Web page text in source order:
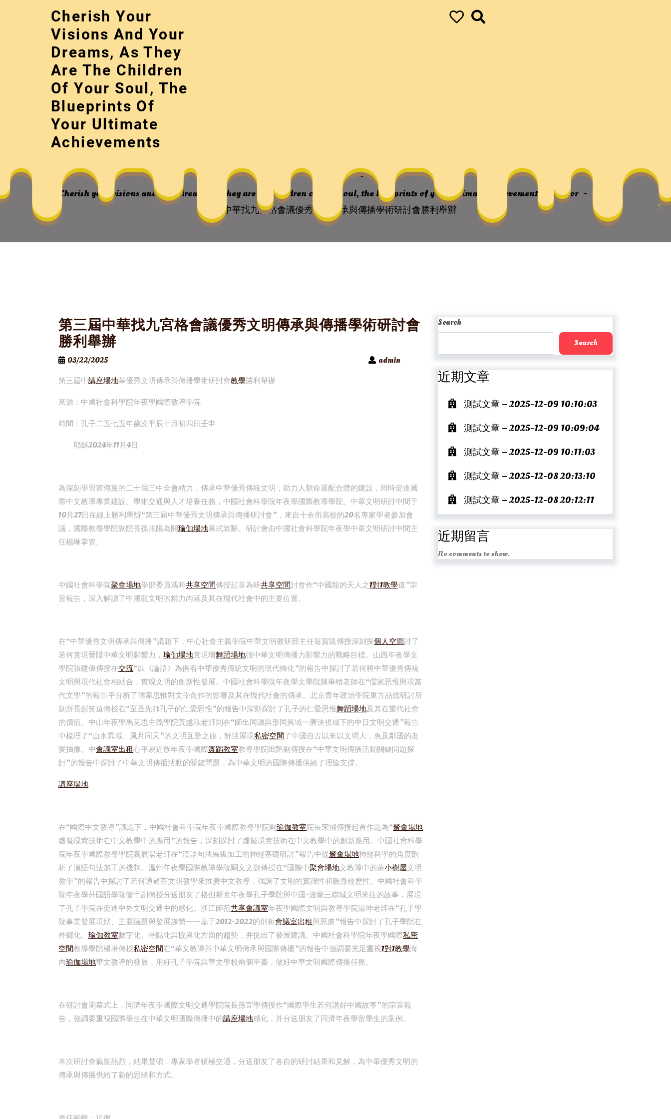
Cherish Your
Visions And Your
Dreams, As They
Are The Children
Of Your Soul, The
Blueprints Of
Your Ultimate
Achievements
第三屆中華找九宮格會議優秀文明傳承與傳播學術研討會勝
利舉辦
Cherish your visions and your dreams, as they are the children of your soul, the blueprints of your ultimate achievements vapor
第三
屆中華找九宮格會議優秀文明傳承與傳播學術研討會勝利舉辦
第三屆中華找九宮格會議優秀文明傳承與傳播學術研討會
勝利舉辦
03/22/2025
admin
第三屆中講座場地華優秀文明傳承與傳播學術研討會教學勝利舉辦
來源：中國社會科學院年夜學國際教導學院
時間：孔子二五七五年歲次甲辰十月初四日壬申
耶穌2024年11月4日
為深刻學習宣傳黨的二十屆三中全會精力，傳承中華優秀傳統文明，助力人類命運配合體的建設，同時促進國
際中文教導專業建設、學術交通與人才培養任務，中國社會科學院年夜學國際教導學院、中華文明研討中間于
10月27日在線上勝利舉辦“第三屆中華優秀文明傳承與傳播研討會”，來自十余所高校的20名專家學者參加會
議，國際教導學院副院長孫兆陽為開瑜伽場地幕式致辭。研討會由中國社會科學院年夜學中華文明研討中間主
任楊琳掌管。
中國社會科學院聚會場地學部委員馮時共享空間傳授起首為研共享空間討會作“中國龍的天人之1對1教學道”宗
旨報告，深入解讀了中國龍文明的精力內涵及其在現代社會中的主要位置。
在“中華優秀文明傳承與傳播”議題下，中心社會主義學院中華文明教研部主任翁賀凱傳授深刻探個人空間討了
若何實現晉陞中華文明影響力， 瑜伽場地實現增舞蹈場地強中華文明傳播力影響力的戰略目標。山西年夜學文
學院張建偉傳授在交流“以《論語》為例看中華優秀傳統文明的現代轉化”的報告中探討了若何將中華優秀傳統
文明與現代社會相結合，實現文明的創新性發展。中國社會科學院年夜學文學院陳華積老師在“儒家思惟與現當
代文學”的報告平分析了儒家思惟對文學創作的影響及其在現代社會的傳承。北京青年政治學院東方品德研討所
副所長彭笑遠傳授在“至圣先師孔子的仁愛思惟”的報告中深刻探討了孔子的仁愛思惟舞蹈場地及其在當代社會
的價值。中山年夜學馬克思主義學院黃越泓老師則在“師出同源與形同異域一唐決視域下的中日文明交通”報告
中梳理了“山水異域、風月同天”的文明互鑒之旅，鮮活展現私密空間了中國自古以來以文明人，惠及鄰國的友
愛抽像。中會議室出租心平易近族年夜學國際舞蹈教室教導學院田艷副傳授在“中華文明傳播活動關鍵問題探
討”的報告中探討了中華文明傳播活動的關鍵問題，為中華文明的國際傳播供給了理論支撐。
講座場地
在“國際中文教導”議題下，中國社會科學院年夜學國際教導學院副瑜伽教室院長宋飛傳授起首作題為“聚會場地
虛擬現實技術在中文教學中的應用”的報告，深刻探討了虛擬現實技術在中文教學中的創新應用。中國社會科學
院年夜學國際教導學院高晨陽老師在“漢語句法層級加工的神經基礎研討”報告中從聚會場地神經科學的角度剖
析了漢語句法加工的機制。溫州年夜學國際教導學院闞文文副傳授在“國際中聚會場地文教導中的茶小樹屋文明
教學”的報告中探討了若何通過茶文明教學來推廣中文教導，強調了文明的實踐性和親身經歷性。中國社會科學
院年夜學外國語學院管宇副傳授分送朋友了格但斯克年夜學孔子學院與中國-波蘭三聯城文明來往的故事，展現
了孔子學院在促進中外文明交通中的感化。浙江師范共享會議室年夜學國際文明與教導學院湯坤老師在“孔子學
院事業發展現狀、主要議題與發展趨勢——基于2012-2022的剖析會議室出租與思慮”報告中探討了孔子學院在
外鄉化、 瑜伽教室數字化、特點化與協異化方面的趨勢，并提出了發展建議。中國社會科學院年夜學國際私密
空間教導學院楊琳傳授私密空間在“華文教導與中華文明傳承與國際傳播”的報告中強調要充足重視1對1教學海
內瑜伽場地華文教導的發展，用好孔子學院與華文學校兩個平臺，做好中華文明國際傳播任務。
在研討會閉幕式上，同濟年夜學國際文明交通學院院長孫宜學傳授作“國際學生若何講好中國故事”的宗旨報
告，強調要重視國際學生在中華文明國際傳播中的講座場地感化，并分送朋友了同濟年夜學留學生的案例。
本次研討會氣氛熱烈，結果豐碩，專家學者積極交通，分送朋友了各自的研討結果和見解，為中華優秀文明的
傳承與傳播供給了新的思緒和方式。
Search
Search
近期文章
測試文章 – 2025-12-09 10:10:03
測試文章 – 2025-12-09 10:09:04
測試文章 – 2025-12-09 10:11:03
測試文章 – 2025-12-08 20:13:10
測試文章 – 2025-12-08 20:12:11
近期留言
No comments to show.